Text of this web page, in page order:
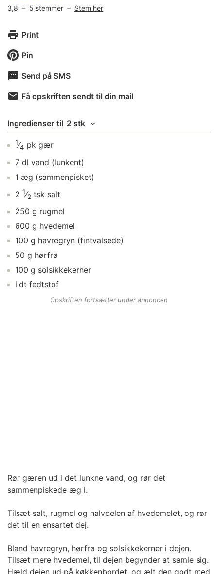
3,8 – 5 stemmer – Stem her
Print
Pin
Send på SMS
Få opskriften sendt til din mail
Ingredienser til 2 stk
1⁄4 pk gær
7 dl vand (lunkent)
1 æg (sammenpisket)
2 1⁄2 tsk salt
250 g rugmel
600 g hvedemel
100 g havregryn (fintvalsede)
50 g hørfrø
100 g solsikkekerner
lidt fedtstof
Opskriften fortsætter under annoncen
Rør gæren ud i det lunkne vand, og rør det
sammenpiskede æg i.
Tilsæt salt, rugmel og halvdelen af hvedemelet, og rør
det til en ensartet dej.
Bland havregryn, hørfrø og solsikkekerner i dejen.
Tilsæt mere hvedemel, til dejen begynder at samle sig.
Hæld dejen ud på køkkenbordet, og ælt den godt med